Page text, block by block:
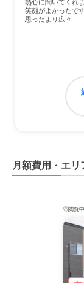
慣れているか
だったけどプ
家からそんな
料金費用につい
熱心に聞いてくれ
笑顔がよかったで
思ったより広々...
月額費用・エ
閲覧